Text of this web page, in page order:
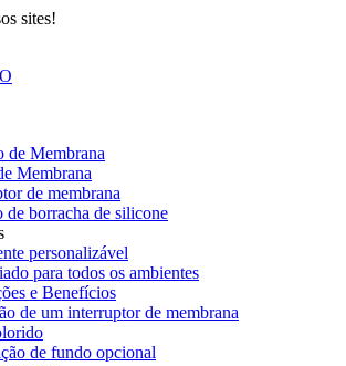
sites!
de Membrana
Membrana
de membrana
de borracha de silicone
personalizável
para todos os ambientes
e Benefícios
de um interruptor de membrana
de fundo opcional